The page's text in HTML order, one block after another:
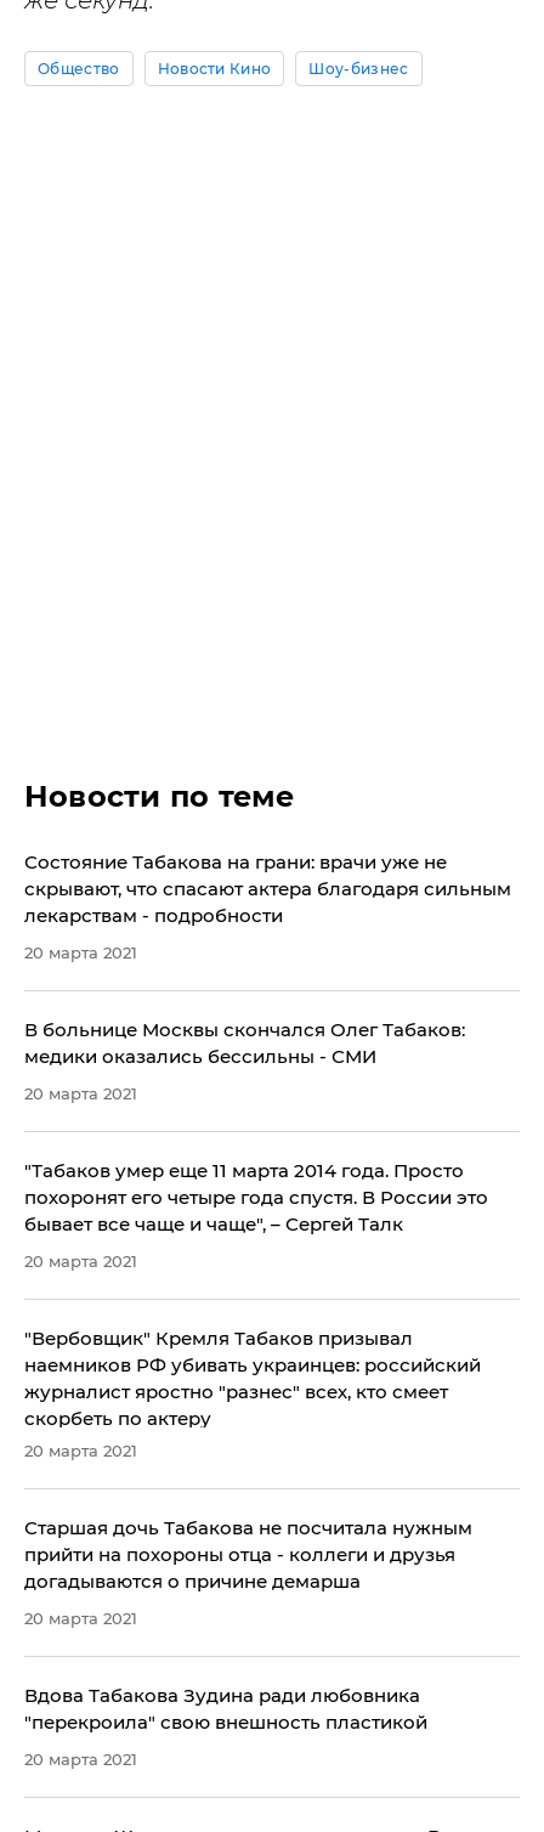
Общество Новости Кино Шоу-бизнес
Новости по теме
Состояние Табакова на грани: врачи уже не
скрывают, что спасают актера благодаря сильным
лекарствам - подробности
20 марта 2021
В больнице Москвы скончался Олег Табаков:
медики оказались бессильны - СМИ
20 марта 2021
"Табаков умер еще 11 марта 2014 года. Просто
похоронят его четыре года спустя. В России это
бывает все чаще и чаще", – Сергей Талк
20 марта 2021
"Вербовщик" Кремля Табаков призывал
наемников РФ убивать украинцев: российский
журналист яростно "разнес" всех, кто смеет
скорбеть по актеру
20 марта 2021
Старшая дочь Табакова не посчитала нужным
прийти на похороны отца - коллеги и друзья
догадываются о причине демарша
20 марта 2021
Вдова Табакова Зудина ради любовника
"перекроила" свою внешность пластикой
20 марта 2021